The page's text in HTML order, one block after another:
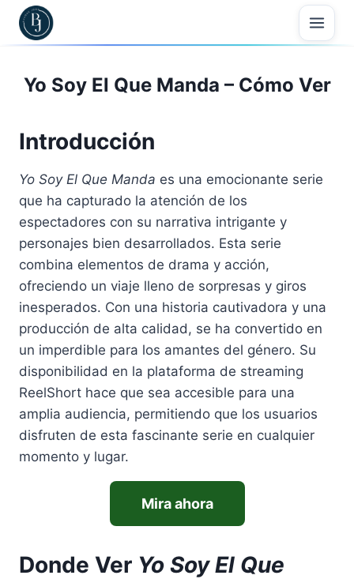
Skip
Yo Soy El Que Manda – Cómo Ver
Introducción
Yo Soy El Que Manda es una emocionante serie
que ha capturado la atención de los
espectadores con su narrativa intrigante y
personajes bien desarrollados. Esta serie
combina elementos de drama y acción,
ofreciendo un viaje lleno de sorpresas y giros
inesperados. Con una historia cautivadora y una
producción de alta calidad, se ha convertido en
un imperdible para los amantes del género. Su
disponibilidad en la plataforma de streaming
ReelShort hace que sea accesible para una
amplia audiencia, permitiendo que los usuarios
disfruten de esta fascinante serie en cualquier
momento y lugar.
Mira ahora
Donde Ver Yo Soy El Que